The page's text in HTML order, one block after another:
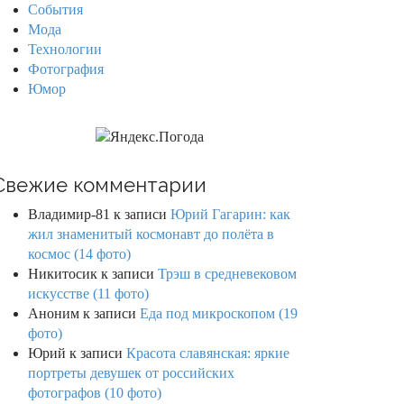
События
Мода
Технологии
Фотография
Юмор
комментарии
Владимир-81 к записи Юрий Гагарин: как
жил знаменитый космонавт до полёта в
космос (14 фото)
Никитосик к записи Трэш в средневековом
искусстве (11 фото)
Аноним к записи Еда под микроскопом (19
фото)
Юрий к записи Красота славянская: яркие
портреты девушек от российских
фотографов (10 фото)